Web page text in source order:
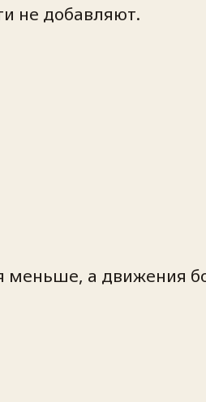
не добавляют.
а движения